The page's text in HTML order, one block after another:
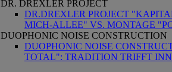
DR. DREXLER PROJECT
DR.DREXLER PROJECT
MICH-ALLEE" VS. MONTAGE
DUOPHONIC NOISE CONSTRUCTION
DUOPHONIC NOISE
TOTAL": TRADITION TRIFFT